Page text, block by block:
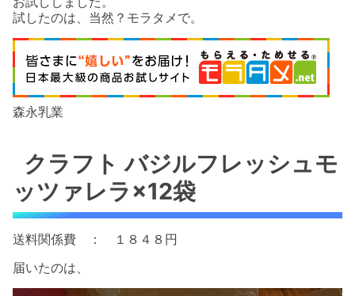
試したのは、当然？モラタメで。
森永乳業
クラフト バジルフレッシュモ
ッツァレラ×12袋
送料関係費 ： １８４８円
届いたのは、